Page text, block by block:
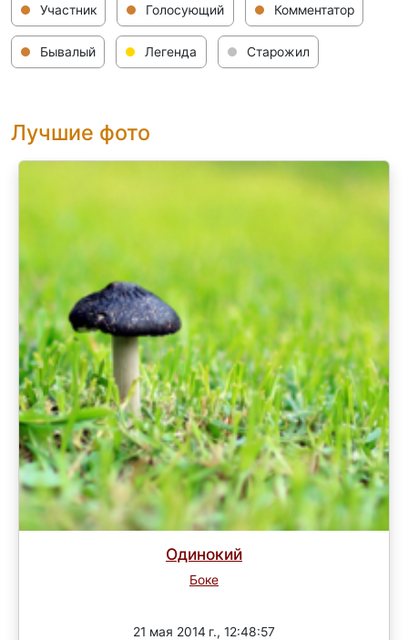
Участник Голосующий Комментатор
Бывалый Легенда Старожил
Лучшие фото
Одинокий
Боке
21 мая 2014 г., 12:48:57